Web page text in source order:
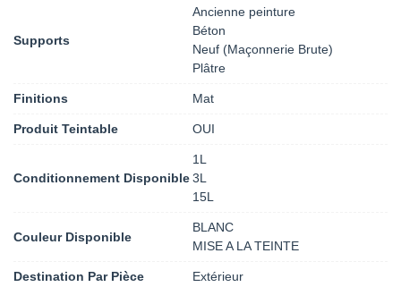
Supports
Ancienne peinture
Béton
Neuf (Maçonnerie Brute)
Plâtre
Finitions Mat
Produit Teintable OUI
Conditionnement Disponible
1L
3L
15L
Couleur Disponible
BLANC
MISE A LA TEINTE
Destination Par Pièce Extérieur